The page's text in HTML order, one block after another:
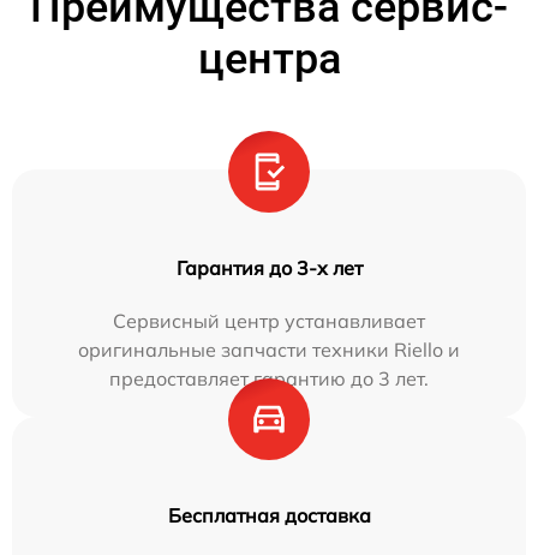
центра
Гарантия до 3-х лет
Сервисный центр устанавливает
оригинальные запчасти техники Riello и
предоставляет гарантию до 3 лет.
Бесплатная доставка